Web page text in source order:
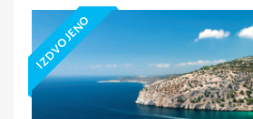
Osiguranje od otkaza aranžmana ·
Troškovi fakultativnih izleta ·
IZDVOJENO